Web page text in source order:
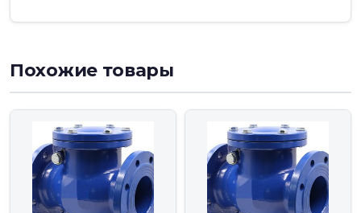
Похожие товары